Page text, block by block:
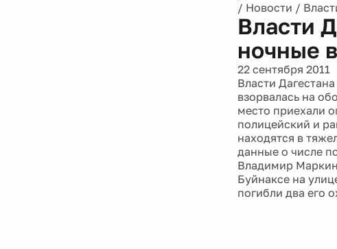
/ Новости /
Власти
ночные
22 сентября 2011
Власти
взорвалась на
место приехали
полицейский и
находятся в
данные о числе
Владимир
Буйнаксе на
погибли два его